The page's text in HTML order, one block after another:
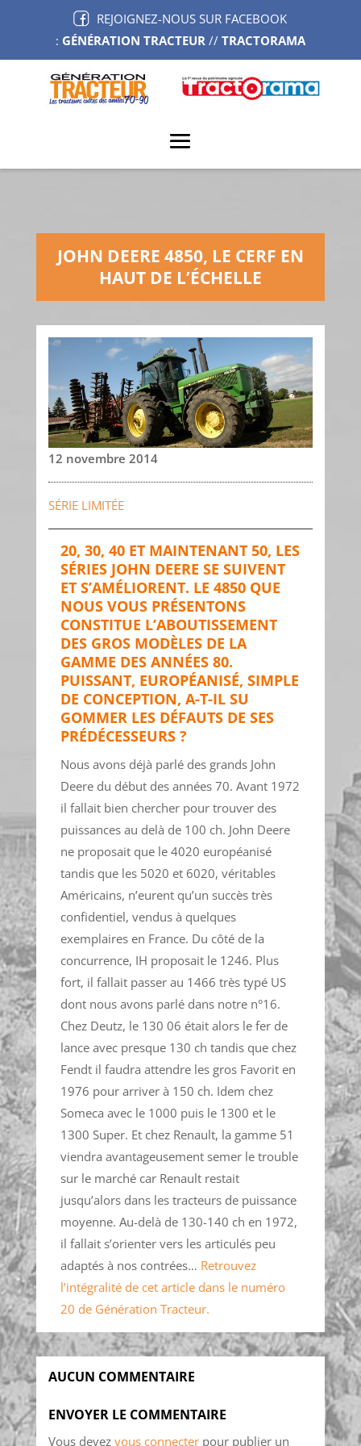
REJOIGNEZ-NOUS SUR FACEBOOK
: GÉNÉRATION TRACTEUR// TRACTORAMA
JOHN DEERE 4850, LE CERF EN
HAUT DE L’ÉCHELLE
12 novembre 2014
SÉRIE LIMITÉE
20, 30, 40 ET MAINTENANT 50, LES
SÉRIES JOHN DEERE SE SUIVENT
ET S’AMÉLIORENT. LE 4850 QUE
NOUS VOUS PRÉSENTONS
CONSTITUE L’ABOUTISSEMENT
DES GROS MODÈLES DE LA
GAMME DES ANNÉES 80.
PUISSANT, EUROPÉANISÉ, SIMPLE
DE CONCEPTION, A-T-IL SU
GOMMER LES DÉFAUTS DE SES
PRÉDÉCESSEURS ?
Nous avons déjà parlé des grands John
Deere du début des années 70. Avant 1972
il fallait bien chercher pour trouver des
puissances au delà de 100 ch. John Deere
ne proposait que le 4020 européanisé
tandis que les 5020 et 6020, véritables
Américains, n’eurent qu’un succès très
confidentiel, vendus à quelques
exemplaires en France. Du côté de la
concurrence, IH proposait le 1246. Plus
fort, il fallait passer au 1466 très typé US
dont nous avons parlé dans notre n°16.
Chez Deutz, le 130 06 était alors le fer de
lance avec presque 130 ch tandis que chez
Fendt il faudra attendre les gros Favorit en
1976 pour arriver à 150 ch. Idem chez
Someca avec le 1000 puis le 1300 et le
1300 Super. Et chez Renault, la gamme 51
viendra avantageusement semer le trouble
sur le marché car Renault restait
jusqu’alors dans les tracteurs de puissance
moyenne. Au-delà de 130-140 ch en 1972,
il fallait s’orienter vers les articulés peu
adaptés à nos contrées… Retrouvez
l’intégralité de cet article dans le numéro
20 de Génération Tracteur.
AUCUN COMMENTAIRE
ENVOYER LE COMMENTAIRE
Vous devez vous connecterpour publier un